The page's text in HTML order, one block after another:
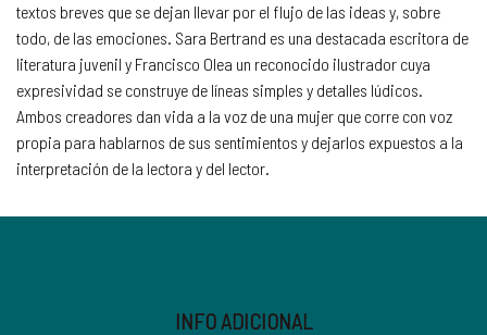
textos breves que se dejan llevar por el flujo de las ideas y, sobre
todo, de las emociones. Sara Bertrand es una destacada escritora de
literatura juvenil y Francisco Olea un reconocido ilustrador cuya
expresividad se construye de líneas simples y detalles lúdicos.
Ambos creadores dan vida a la voz de una mujer que corre con voz
propia para hablarnos de sus sentimientos y dejarlos expuestos a la
interpretación de la lectora y del lector.
INFO ADICIONAL